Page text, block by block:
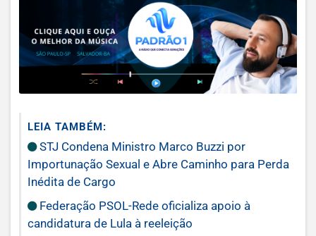
LEIA TAMBÉM:
STJ Condena Ministro Marco Buzzi por
Importunação Sexual e Abre Caminho para Perda
Inédita de Cargo
Federação PSOL-Rede oficializa apoio à
candidatura de Lula à reeleição